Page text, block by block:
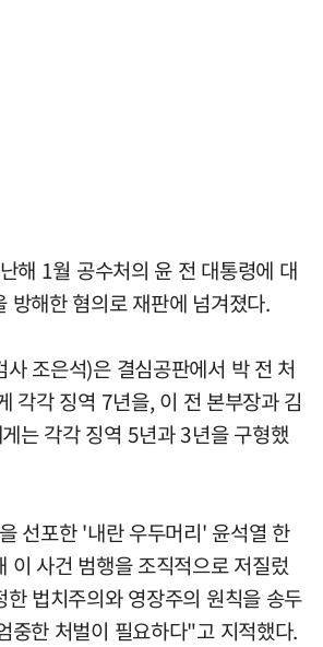
해 1월 공수처의 윤 전 대통령에 대
방해한 혐의로 재판에 넘겨졌다.
조은석)은 결심공판에서 박 전 처
각각 징역 7년을, 이 전 본부장과 김
는 각각 징역 5년과 3년을 구형했
선포한 '내란 우두머리' 윤석열 한
이 사건 범행을 조직적으로 저질렀
법치주의와 영장주의 원칙을 송두
중한 처벌이 필요하다"고 지적했다.